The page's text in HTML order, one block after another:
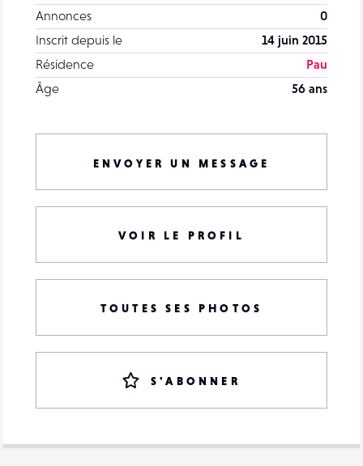
Annonces
0
Inscrit depuis le
14 juin 2015
Résidence
Pau
Âge
56 ans
ENVOYER UN MESSAGE
VOIR LE PROFIL
TOUTES SES PHOTOS
S'ABONNER